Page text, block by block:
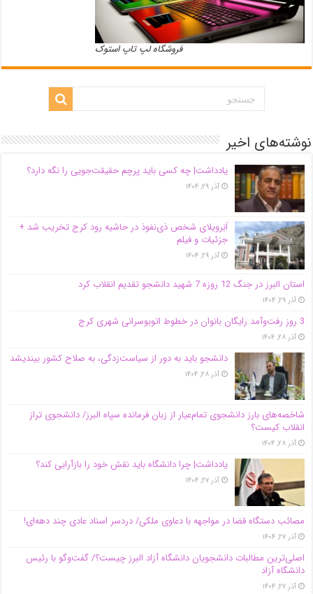
فروشگاه لپ تاپ استوک
نوشته‌های اخیر
یادداشت| ‌چه کسی باید پرچم حقیقت‌جویی را نگه دارد؟
آذر ۲۹, ۱۴۰۴
اَبَر‌ویلای شخص ذی‌نفوذ در حاشیه‌ رود کرج تخریب شد +
جزئیات و فیلم
آذر ۲۹, ۱۴۰۴
استان البرز در جنگ 12 روزه 7 شهید دانشجو تقدیم انقلاب کرد
آذر ۲۹, ۱۴۰۴
3 روز رفت‌وآمد رایگان بانوان در خطوط اتوبوسرانی شهری کرج
آذر ۲۸, ۱۴۰۴
دانشجو باید به دور از سیاست‌زدگی، به صلاح کشور بیندیشد
آذر ۲۸, ۱۴۰۴
شاخصه‌های بارز دانشجوی تمام‌عیار از زبان فرمانده سپاه البرز/ دانشجوی تراز
انقلاب کیست؟
آذر ۲۸, ۱۴۰۴
یادداشت| چرا دانشگاه باید نقش خود را بازآرایی کند؟
آذر ۲۷, ۱۴۰۴
مصائب دستگاه قضا در مواجهه با دعاوی ملکی/ دردسر اسناد عادی چند‌ دهه‌ای!
آذر ۲۷, ۱۴۰۴
اصلی‌ترین مطالبات دانشجویان دانشگاه آزاد البرز چیست؟/ گفت‌وگو با رئیس
دانشگاه آز‌اد
آذر ۲۷, ۱۴۰۴